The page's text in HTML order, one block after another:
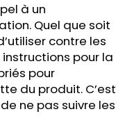
à un
Quel que soit
contre les
pour la
pour
du produit. C’est
ne pas suivre les